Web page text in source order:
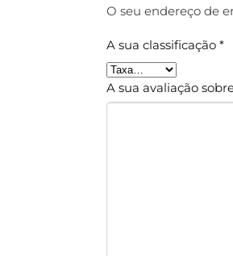
O seu endereço de
A sua classificação *
A sua avaliação